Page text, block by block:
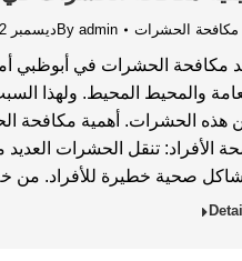
مكافحة الحشرات By admin ديسمبر 22, 2023
مكافحة الحشرات في أبوظبي
والمحيط المحيط. ولهذا
هذه الحشرات. أهمية مكافحة
الأفراد: تنقل الحشرات
صحية خطيرة للأفراد. من